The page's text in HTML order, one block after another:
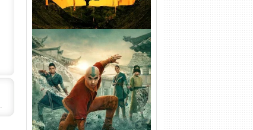
Avatar: O Último Mestre do
Ar 2ª Temporada Torrent
(2026) WEB-DL 1080p Dual